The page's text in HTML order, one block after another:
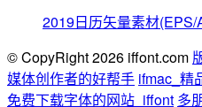
2019日历矢量素材(EPS/
© CopyRight 2026 iffont.com
媒体创作者的好帮手 ifmac_精
免费下载字体的网站_iffont 多